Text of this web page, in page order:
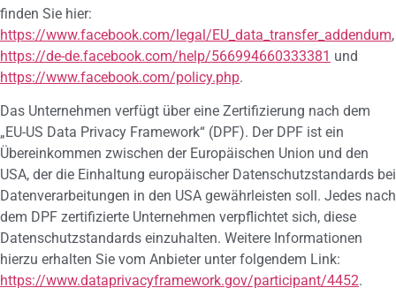
finden Sie hier:
https://www.facebook.com/legal/EU_data_transfer_addendum,
https://de-de.facebook.com/help/566994660333381 und
https://www.facebook.com/policy.php.
Das Unternehmen verfügt über eine Zertifizierung nach dem
„EU-US Data Privacy Framework“ (DPF). Der DPF ist ein
Übereinkommen zwischen der Europäischen Union und den
USA, der die Einhaltung europäischer Datenschutzstandards bei
Datenverarbeitungen in den USA gewährleisten soll. Jedes nach
dem DPF zertifizierte Unternehmen verpflichtet sich, diese
Datenschutzstandards einzuhalten. Weitere Informationen
hierzu erhalten Sie vom Anbieter unter folgendem Link:
https://www.dataprivacyframework.gov/participant/4452.